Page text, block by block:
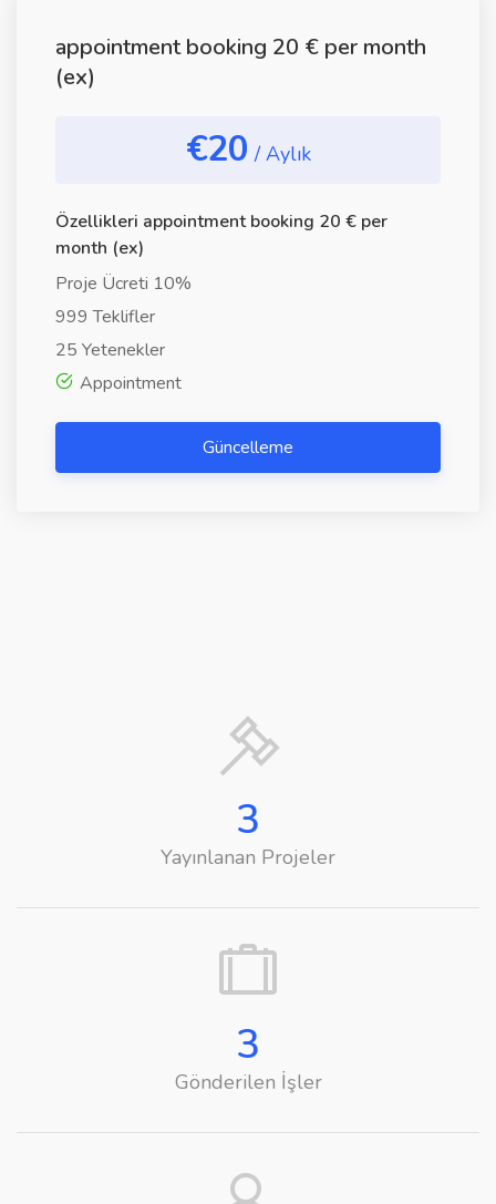
appointment booking 20 € per month
(ex)
€20 / Aylık
Özellikleri appointment booking 20 € per
month (ex)
Proje Ücreti 10%
999 Teklifler
25 Yetenekler
Appointment
Güncelleme
3
Yayınlanan Projeler
3
Gönderilen İşler